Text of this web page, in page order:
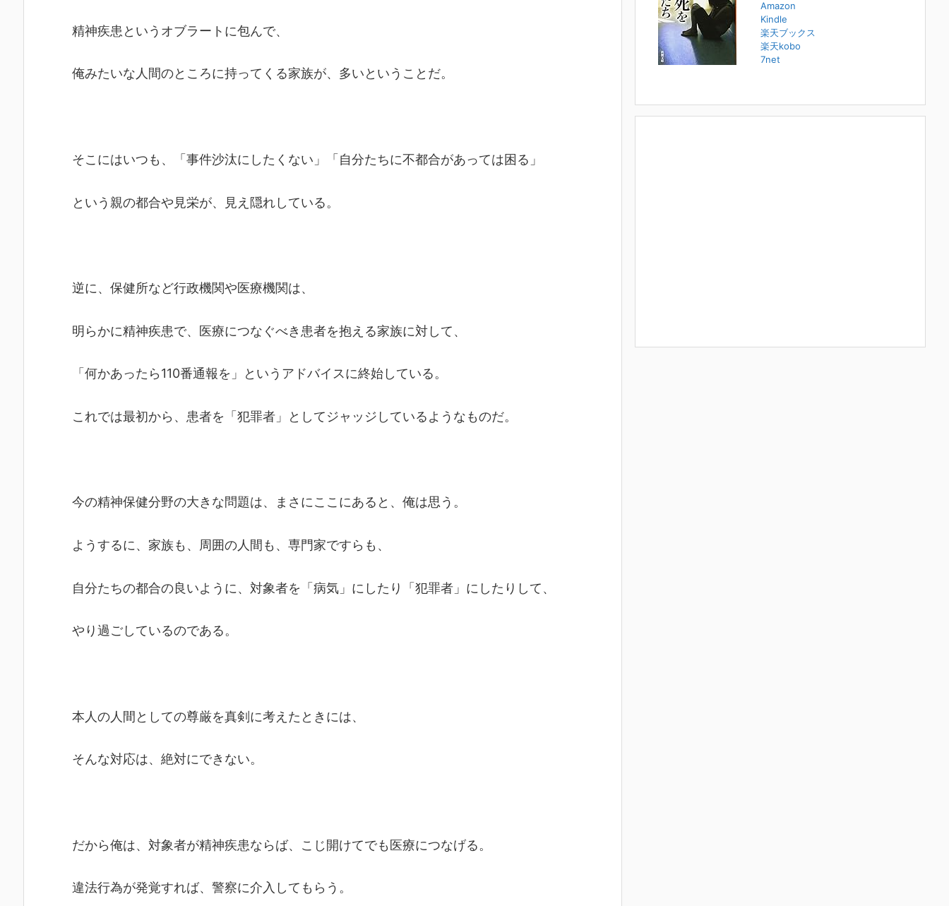
精神疾患というオブラートに包んで、
俺みたいな人間のところに持ってくる家族が、多いということだ。
そこにはいつも、「事件沙汰にしたくない」「自分たちに不都合があっては困る」
という親の都合や見栄が、見え隠れしている。
逆に、保健所など行政機関や医療機関は、
明らかに精神疾患で、医療につなぐべき患者を抱える家族に対して、
「何かあったら110番通報を」というアドバイスに終始している。
これでは最初から、患者を「犯罪者」としてジャッジしているようなものだ。
今の精神保健分野の大きな問題は、まさにここにあると、俺は思う。
ようするに、家族も、周囲の人間も、専門家ですらも、
自分たちの都合の良いように、対象者を「病気」にしたり「犯罪者」にしたりして、
やり過ごしているのである。
本人の人間としての尊厳を真剣に考えたときには、
そんな対応は、絶対にできない。
だから俺は、対象者が精神疾患ならば、こじ開けてでも医療につなげる。
違法行為が発覚すれば、警察に介入してもらう。
人と“直接”向き合うことの価値
2022年1月14日
Amazon
Kindle
楽天ブックス
楽天kobo
7net